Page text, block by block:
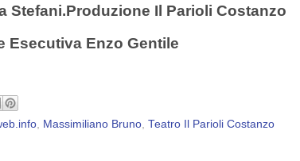
Stefani.Produzione Il Parioli Costanzo
Esecutiva Enzo Gentile
Massimiliano Bruno Teatro Il Parioli Costanzo